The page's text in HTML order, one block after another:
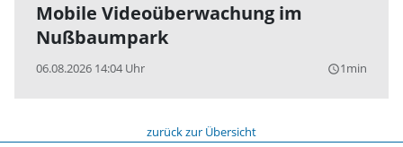
Mobile Videoüberwachung im
Nußbaumpark
06.08.2026 14:04 Uhr query_builder1min
zurück zur Übersicht